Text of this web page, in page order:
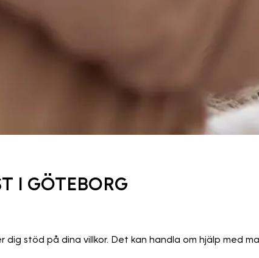
I GÖTEBORG
stöd på dina villkor. Det kan handla om hjälp med